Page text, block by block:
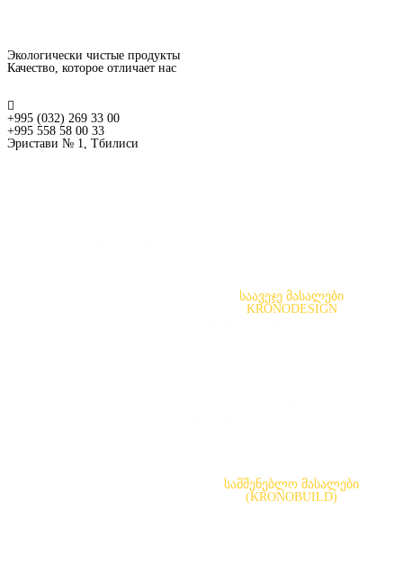
Экологически чистые продукты
Качество, которое отличает нас
+995 (032) 269 33 00
+995 558 58 00 33
Эристави № 1, Тбилиси
საავეჯე მასალები
KRONODESIGN
სამშენებლო მასალები
(KRONOBUILD)